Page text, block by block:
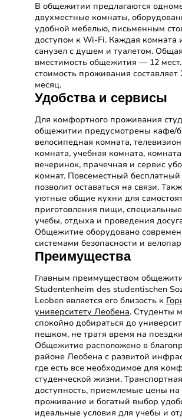
В общежитии предлагаются
двухместные комнаты,
удобной мебелью, письменным
доступом к Wi-Fi. Каждая комната
санузел с душем и туалетом. Общая
вместимость общежития — 12
стоимость проживания составляет
месяц.
Удобства и сервисы
Для комфортного проживания
общежитии предусмотрены кафе/
велосипедная комната,
комната, учебная комната,
вечеринок, прачечная и сервис
комнат. Повсеместный
позволит оставаться на связи.
уютные общие кухни для
приготовления пищи,
учебы, отдыха и проведения
Общежитие оборудовано
системами безопасности и
Преимущества
Главным преимуществом
Studentenheim des studentischen
Leoben является его близость к
университету Леобена. Студенты
спокойно добираться до
пешком, не тратя время на
Общежитие расположено в
районе Леобена с развитой
где есть все необходимое для
студенческой жизни. Транспортная
доступность, приемлемые цены на
проживание и богатый выбор
идеальные условия для учебы и